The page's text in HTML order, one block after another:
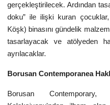
gerçekleştirilecek. Ardından
doku” ile ilişki kuran
Köşk) binasını gündelik
tasarlayacak ve atölyeden
ayrılacaklar.
Borusan Contemporanea
Borusan